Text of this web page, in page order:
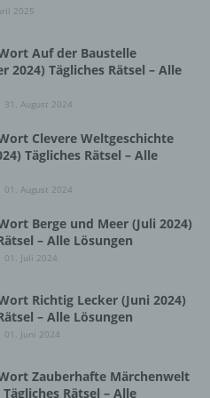
2025
Auf der Baustelle
2024) Tägliches Rätsel – Alle
31. August 2024
Clevere Weltgeschichte
Tägliches Rätsel – Alle
01. August 2024
Berge und Meer (Juli 2024)
– Alle Lösungen
01. Juli 2024
Richtig Lecker (Juni 2024)
– Alle Lösungen
01. Juni 2024
Zauberhafte Märchenwelt
Rätsel – Alle
jede identifizierte oder
Person, deren
Daten von dem für die
verarbeitet
mit oder ohne Hilfe
ausgeführte
Vorgangsreihe im
personenbezogenen
das Erfassen, die
die Speicherung,
Veränderung, das
die Verwendung,
Übermittlung,
andere Form der